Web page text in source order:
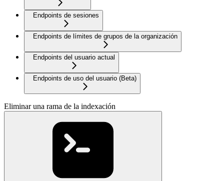
Endpoints de sesiones
Endpoints de límites de grupos de la organización
Endpoints del usuario actual
Endpoints de uso del usuario (Beta)
Eliminar una rama de la indexación